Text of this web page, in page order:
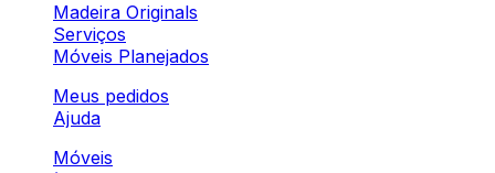
Madeira Originals
Serviços
Móveis Planejados
Meus pedidos
Ajuda
Móveis